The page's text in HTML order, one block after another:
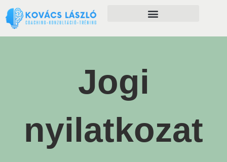
Jogi
nyilatkozat